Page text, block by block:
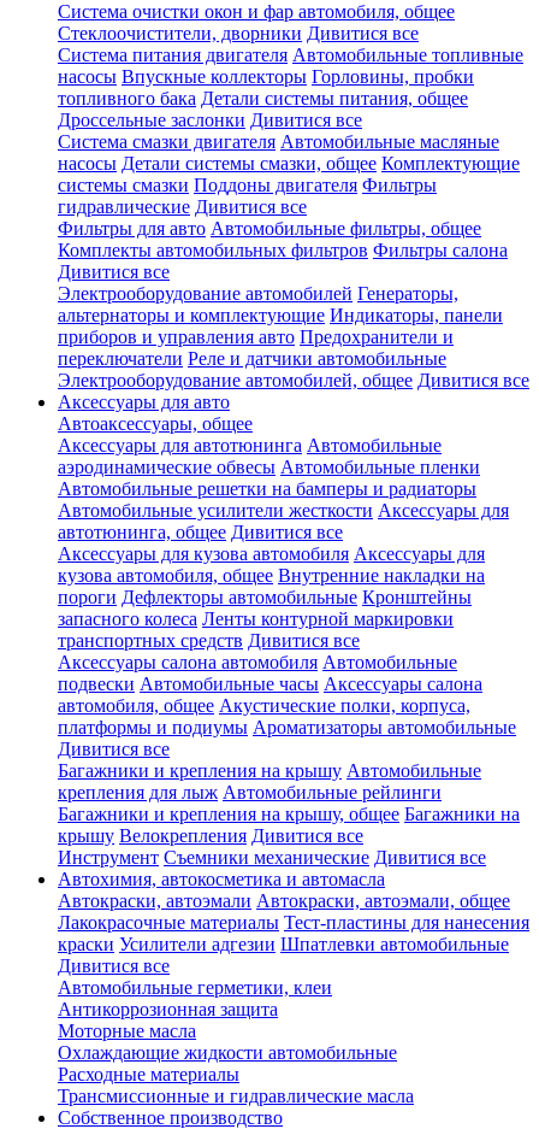
Система очистки окон и фар автомобиля, общее
Стеклоочистители, дворники Дивитися все
Система питания двигателя Автомобильные топливные
насосы Впускные коллекторы Горловины, пробки
топливного бака Детали системы питания, общее
Дроссельные заслонки Дивитися все
Система смазки двигателя Автомобильные масляные
насосы Детали системы смазки, общее Комплектующие
системы смазки Поддоны двигателя Фильтры
гидравлические Дивитися все
Фильтры для авто Автомобильные фильтры, общее
Комплекты автомобильных фильтров Фильтры салона
Дивитися все
Электрооборудование автомобилей Генераторы,
альтернаторы и комплектующие Индикаторы, панели
приборов и управления авто Предохранители и
переключатели Реле и датчики автомобильные
Электрооборудование автомобилей, общее Дивитися все
Аксессуары для авто
Автоаксессуары, общее
Аксессуары для автотюнинга Автомобильные
аэродинамические обвесы Автомобильные пленки
Автомобильные решетки на бамперы и радиаторы
Автомобильные усилители жесткости Аксессуары для
автотюнинга, общее Дивитися все
Аксессуары для кузова автомобиля Аксессуары для
кузова автомобиля, общее Внутренние накладки на
пороги Дефлекторы автомобильные Кронштейны
запасного колеса Ленты контурной маркировки
транспортных средств Дивитися все
Аксессуары салона автомобиля Автомобильные
подвески Автомобильные часы Аксессуары салона
автомобиля, общее Акустические полки, корпуса,
платформы и подиумы Ароматизаторы автомобильные
Дивитися все
Багажники и крепления на крышу Автомобильные
крепления для лыж Автомобильные рейлинги
Багажники и крепления на крышу, общее Багажники на
крышу Велокрепления Дивитися все
Инструмент Съемники механические Дивитися все
Автохимия, автокосметика и автомасла
Автокраски, автоэмали Автокраски, автоэмали, общее
Лакокрасочные материалы Тест-пластины для нанесения
краски Усилители адгезии Шпатлевки автомобильные
Дивитися все
Автомобильные герметики, клеи
Антикоррозионная защита
Моторные масла
Охлаждающие жидкости автомобильные
Расходные материалы
Трансмиссионные и гидравлические масла
Собственное производство